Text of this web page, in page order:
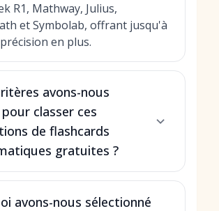
R1, Mathway, Julius,
et Symbolab, offrant jusqu'à
en plus.
avons-nous
classer ces
de flashcards
gratuites ?
avons-nous sélectionné